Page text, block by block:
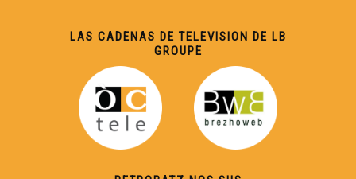
LAS CADENAS DE TELEVISION DE LB
GROUPE